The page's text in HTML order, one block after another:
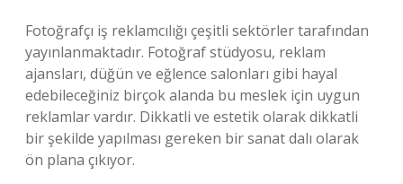
Fotoğrafçı iş reklamcılığı çeşitli sektörler tarafından
yayınlanmaktadır. Fotoğraf stüdyosu, reklam
ajansları, düğün ve eğlence salonları gibi hayal
edebileceğiniz birçok alanda bu meslek için uygun
reklamlar vardır. Dikkatli ve estetik olarak dikkatli
bir şekilde yapılması gereken bir sanat dalı olarak
ön plana çıkıyor.